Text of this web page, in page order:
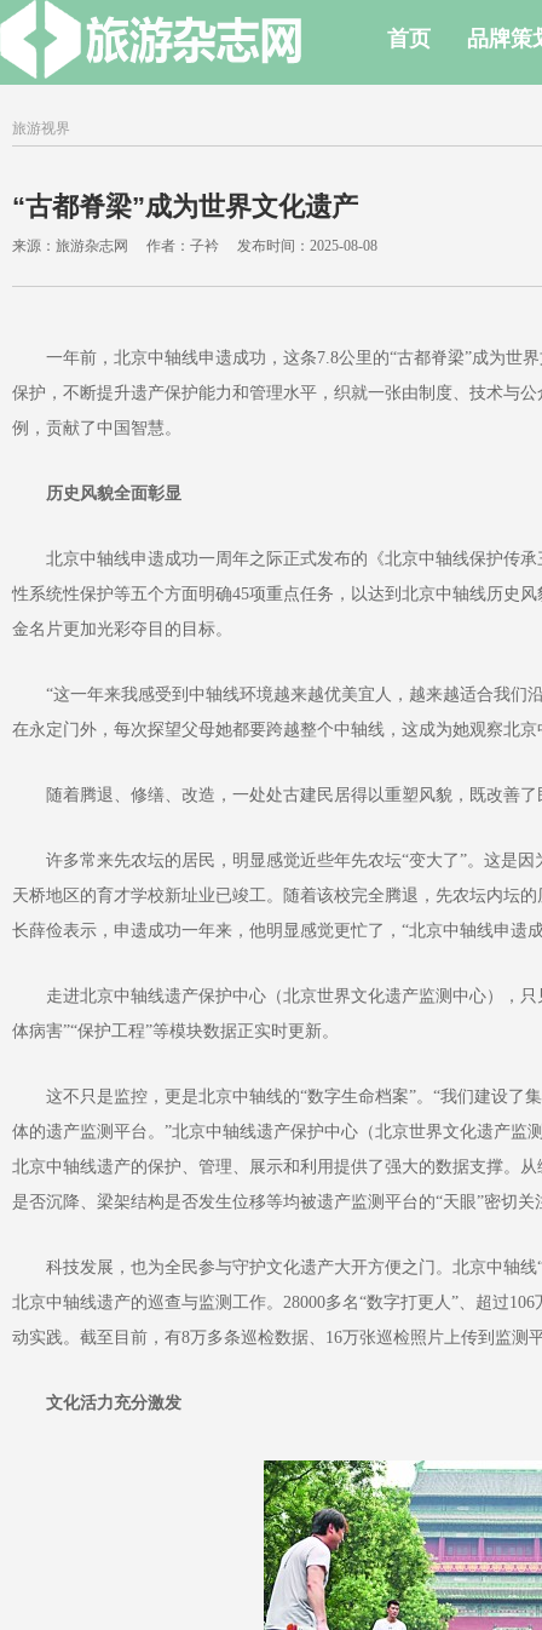
首页 品牌策
旅游视界
“古都脊梁”成为世界文化遗产
来源：旅游杂志网 作者：子衿 发布时间：2025-08-08
一年前，北京中轴线申遗成功，这条7.8公里的“古都脊梁”成为世
保护，不断提升遗产保护能力和管理水平，织就一张由制度、技术与
例，贡献了中国智慧。
历史风貌全面彰显
北京中轴线申遗成功一周年之际正式发布的《北京中轴线保护传承
性系统性保护等五个方面明确45项重点任务，以达到北京中轴线历史
金名片更加光彩夺目的目标。
“这一年来我感受到中轴线环境越来越优美宜人，越来越适合我们
在永定门外，每次探望父母她都要跨越整个中轴线，这成为她观察北
随着腾退、修缮、改造，一处处古建民居得以重塑风貌，既改善了
许多常来先农坛的居民，明显感觉近些年先农坛“变大了”。这是因
天桥地区的育才学校新址业已竣工。随着该校完全腾退，先农坛内坛
长薛俭表示，申遗成功一年来，他明显感觉更忙了，“北京中轴线申遗
走进北京中轴线遗产保护中心（北京世界文化遗产监测中心），只
体病害”“保护工程”等模块数据正实时更新。
这不只是监控，更是北京中轴线的“数字生命档案”。“我们建设了
体的遗产监测平台。”北京中轴线遗产保护中心（北京世界文化遗产监
北京中轴线遗产的保护、管理、展示和利用提供了强大的数据支撑。
是否沉降、梁架结构是否发生位移等均被遗产监测平台的“天眼”密切关
科技发展，也为全民参与守护文化遗产大开方便之门。北京中轴线
北京中轴线遗产的巡查与监测工作。28000多名“数字打更人”、超过
动实践。截至目前，有8万多条巡检数据、16万张巡检照片上传到监测
文化活力充分激发